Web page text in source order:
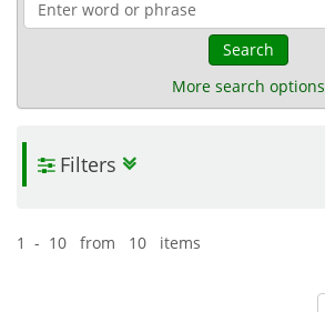
Search
More search options
Filters
1 - 10 from 10 items